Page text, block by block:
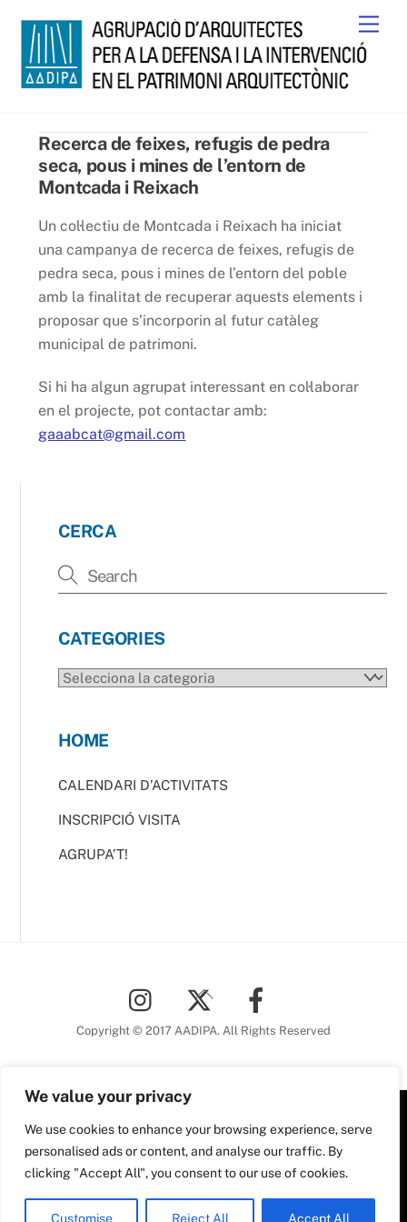
We value your privacy
We use cookies to enhance your browsing experience, serve
personalised ads or content, and analyse our traffic. By
clicking "Accept All", you consent to our use of cookies.
Customise Reject All Accept All
content
Recerca de feixes, refugis de pedra
seca, pous i mines de l’entorn de
Montcada i Reixach
Un col·lectiu de Montcada i Reixach ha iniciat
una campanya de recerca de feixes, refugis de
pedra seca, pous i mines de l’entorn del poble
amb la finalitat de recuperar aquests elements i
proposar que s’incorporin al futur catàleg
municipal de patrimoni.
Si hi ha algun agrupat interessant en col·laborar
en el projecte, pot contactar amb:
gaaabcat@gmail.com
CERCA
CATEGORIES
CATEGORIES
HOME
CALENDARI D’ACTIVITATS
INSCRIPCIÓ VISITA
AGRUPA’T!
To
Top
Copyright © 2017 AADIPA. All Rights Reserved
08002 Barcelona
Plaça Nova, 5 6a planta
08002 Barcelona
Tel. 93 306 78 28
aadipa@coac.net